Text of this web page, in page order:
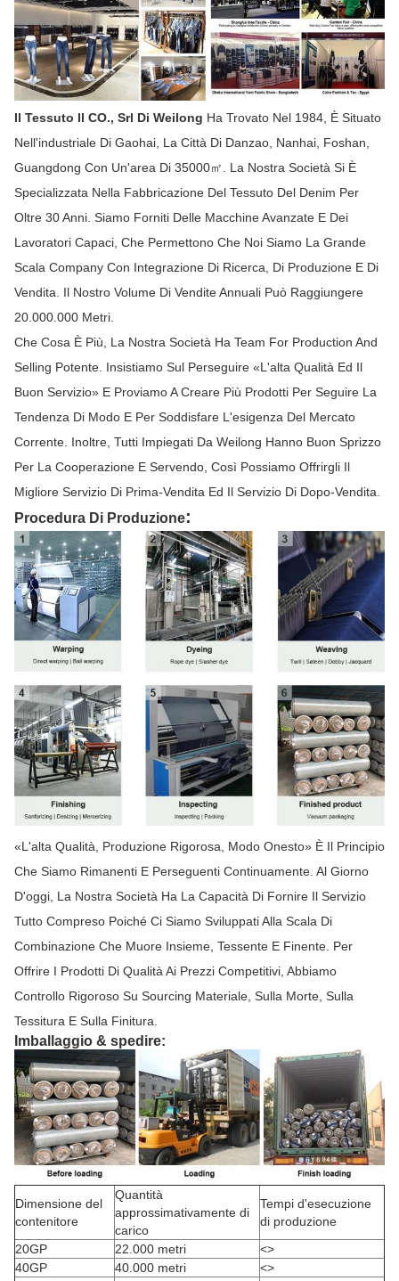
Il Tessuto Il CO., Srl Di Weilong Ha Trovato Nel 1984, È Situato
Nell'industriale Di Gaohai, La Città Di Danzao, Nanhai, Foshan,
Guangdong Con Un'area Di 35000㎡. La Nostra Società Si È
Specializzata Nella Fabbricazione Del Tessuto Del Denim Per
Oltre 30 Anni. Siamo Forniti Delle Macchine Avanzate E Dei
Lavoratori Capaci, Che Permettono Che Noi Siamo La Grande
Scala Company Con Integrazione Di Ricerca, Di Produzione E Di
Vendita. Il Nostro Volume Di Vendite Annuali Può Raggiungere
20.000.000 Metri.
Che Cosa È Più, La Nostra Società Ha Team For Production And
Selling Potente. Insistiamo Sul Perseguire «l'alta Qualità Ed Il
Buon Servizio» E Proviamo A Creare Più Prodotti Per Seguire La
Tendenza Di Modo E Per Soddisfare L'esigenza Del Mercato
Corrente. Inoltre, Tutti Impiegati Da Weilong Hanno Buon Sprizzo
Per La Cooperazione E Servendo, Così Possiamo Offrirgli Il
Migliore Servizio Di Prima-Vendita Ed Il Servizio Di Dopo-Vendita.
Procedura Di Produzione:
«L'alta Qualità, Produzione Rigorosa, Modo Onesto» È Il Principio
Che Siamo Rimanenti E Perseguenti Continuamente. Al Giorno
D'oggi, La Nostra Società Ha La Capacità Di Fornire Il Servizio
Tutto Compreso Poiché Ci Siamo Sviluppati Alla Scala Di
Combinazione Che Muore Insieme, Tessente E Finente. Per
Offrire I Prodotti Di Qualità Ai Prezzi Competitivi, Abbiamo
Controllo Rigoroso Su Sourcing Materiale, Sulla Morte, Sulla
Tessitura E Sulla Finitura.
Imballaggio & spedire:
Dimensione del
contenitore
Quantità
approssimativamente di
carico
Tempi d'esecuzione
di produzione
20GP
22.000 metri
<>
40GP
40.000 metri
<>